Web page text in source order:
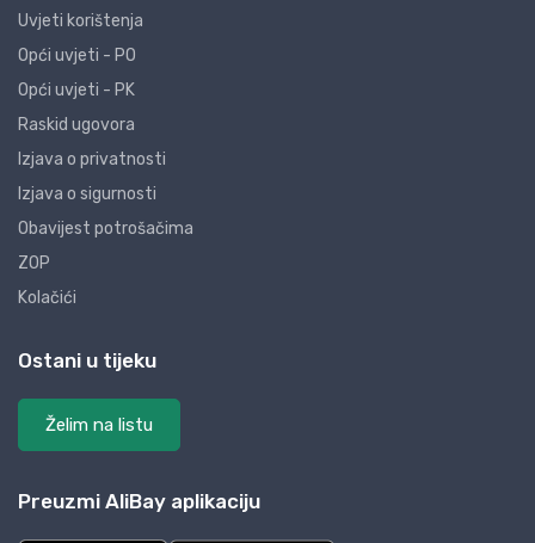
Uvjeti korištenja
Opći uvjeti - PO
Opći uvjeti - PK
Raskid ugovora
Izjava o privatnosti
Izjava o sigurnosti
Obavijest potrošačima
ZOP
Kolačići
Ostani u tijeku
Želim na listu
Preuzmi AliBay aplikaciju